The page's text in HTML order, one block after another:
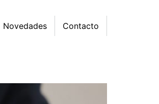
Novedades Contacto